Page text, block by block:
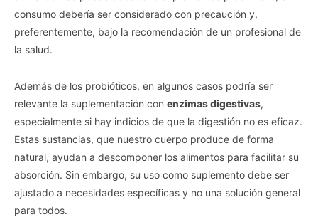
consumo debería ser considerado con precaución y,
preferentemente, bajo la recomendación de un profesional de
la salud.
Además de los probióticos, en algunos casos podría ser
relevante la suplementación con enzimas digestivas,
especialmente si hay indicios de que la digestión no es eficaz.
Estas sustancias, que nuestro cuerpo produce de forma
natural, ayudan a descomponer los alimentos para facilitar su
absorción. Sin embargo, su uso como suplemento debe ser
ajustado a necesidades específicas y no una solución general
para todos.